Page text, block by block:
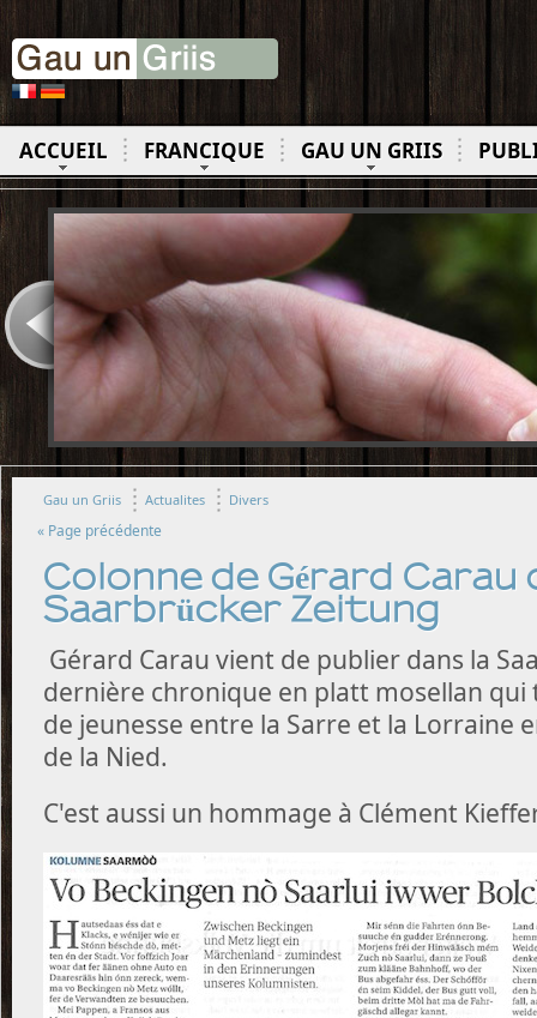
ACCUEIL FRANCIQUE GAU UN GRIIS
Gau un Griis Actualites Divers
« Page précédente
Colonne de Gérard Carau
Saarbrücker Zeitung
Gérard Carau vient de publier dans la
dernière chronique en platt mosellan qui
de jeunesse entre la Sarre et la Lorraine
de la Nied.
C'est aussi un hommage à Clément